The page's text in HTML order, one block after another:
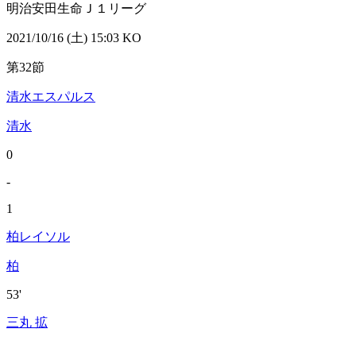
明治安田生命Ｊ１リーグ
2021/10/16 (土) 15:03 KO
第32節
清水エスパルス
清水
0
-
1
柏レイソル
柏
53'
三丸 拡